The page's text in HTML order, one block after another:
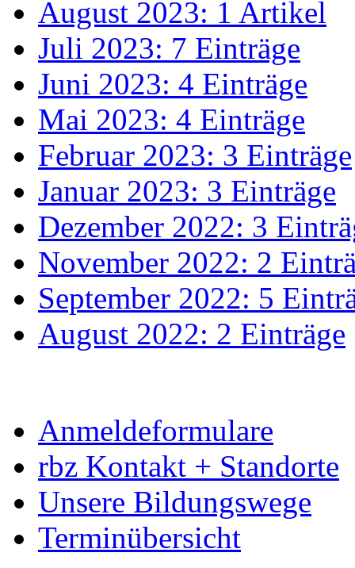
August 2023: 1 Artikel
Juli 2023: 7 Einträge
Juni 2023: 4 Einträge
Mai 2023: 4 Einträge
Februar 2023: 3 Einträge
Januar 2023: 3 Einträge
Dezember 2022: 3
November 2022: 2
September 2022: 5
August 2022: 2 Einträge
Anmeldeformulare
rbz Kontakt + Standorte
Unsere Bildungswege
Terminübersicht